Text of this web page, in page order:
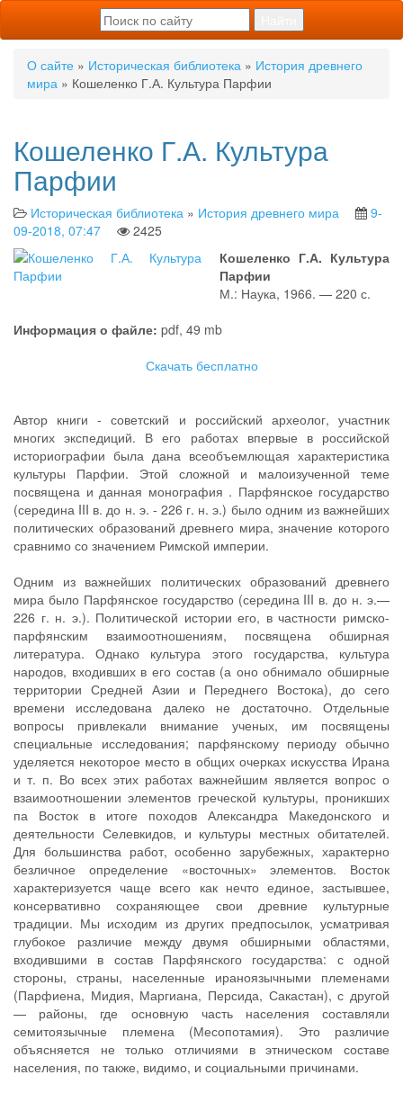
О сайте » Историческая библиотека » История древнего
мира » Кошеленко Г.А. Культура Парфии
Кошеленко Г.А. Культура
Парфии
Историческая библиотека » История древнего мира
9-
09-2018, 07:47
2425
Кошеленко Г.А. Культура
Парфии
М.: Наука, 1966. — 220 с.
Информация о файле: pdf, 49 mb
Скачать бесплатно
Автор книги - советский и российский археолог, участник
многих экспедиций. В его работах впервые в российской
историографии была дана всеобъемлющая характеристика
культуры Парфии. Этой сложной и малоизученной теме
посвящена и данная монография . Парфянское государство
(середина III в. до н. э. - 226 г. н. э.) было одним из важнейших
политических образований древнего мира, значение которого
сравнимо со значением Римской империи.
Одним из важнейших политических образований древнего
мира было Парфянское государство (середина III в. до н. э.—
226 г. н. э.). Политической истории его, в частности римско-
парфянским взаимоотношениям, посвящена обширная
литература. Однако культура этого государства, культура
народов, входивших в его состав (а оно обнимало обширные
территории Средней Азии и Переднего Востока), до сего
времени исследована далеко не достаточно. Отдельные
вопросы привлекали внимание ученых, им посвящены
специальные исследования; парфянскому периоду обычно
уделяется некоторое место в общих очерках искусства Ирана
и т. п. Во всех этих работах важнейшим является вопрос о
взаимоотношении элементов греческой культуры, проникших
па Восток в итоге походов Александра Македонского и
деятельности Селевкидов, и культуры местных обитателей.
Для большинства работ, особенно зарубежных, характерно
безличное определение «восточных» элементов. Восток
характеризуется чаще всего как нечто единое, застывшее,
консервативно сохраняющее свои древние культурные
традиции. Мы исходим из других предпосылок, усматривая
глубокое различие между двумя обширными областями,
входившими в состав Парфянского государства: с одной
стороны, страны, населенные ираноязычными племенами
(Парфиена, Мидия, Маргиана, Персида, Сакастан), с другой
— районы, где основную часть населения составляли
семитоязычные племена (Месопотамия). Это различие
объясняется не только отличиями в этническом составе
населения, по также, видимо, и социальными причинами.